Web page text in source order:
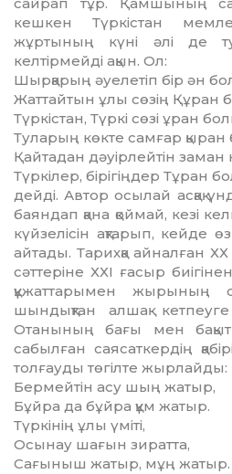
сайрап тұр. Қамшының
кешкен Түркістан
жұртының күні әлі де
келтірмейді ақын. Ол:
Шырқарың әуелетіп бір ән
Жаттайтын ұлы сөзің Құран
Түркістан, Түркі сөзі ұран
Туларың көкте самғар қыран
Қайтадан дәуірлейтін заман
Түркілер, бірігіңдер Тұран
дейді. Автор осылай асқақ
баяндап қана қоймай, кезі
күйзелісін ақтарып, кейде
айтады. Тарихқа айналған
сәттеріне ХХІ ғасыр
құжаттарымен жырының
шындықтан алшақ
Отанының бағы мен
сабылған саясаткердің
толғауды төгілте жырлайды:
Бермейтін асу шың жатыр,
Бұйра да бұйра құм жатыр.
Түркінің ұлы үміті,
Осынау шағын зиратта,
Сағыныш жатыр, мұң жатыр.